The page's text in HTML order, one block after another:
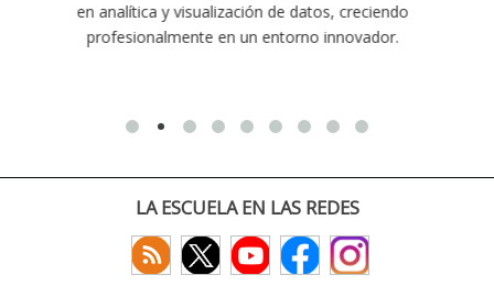
convencido de que elegir teleco ha sido una de las
decisiones que he tomado.
LA ESCUELA EN LAS REDES